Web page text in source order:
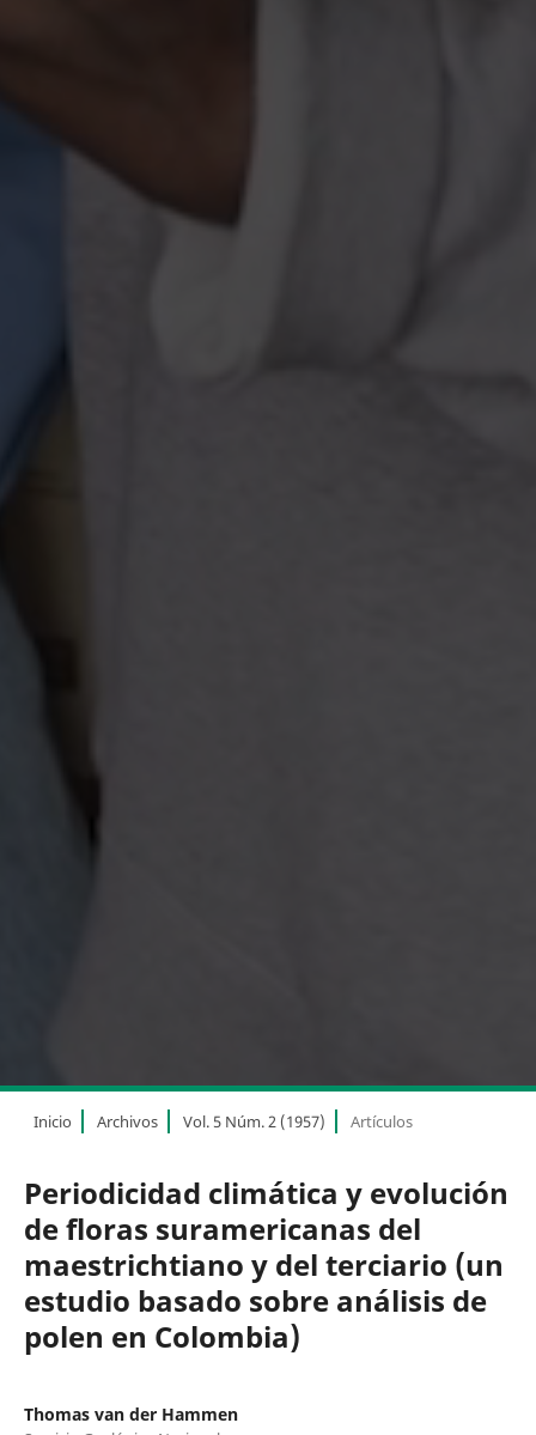
Inicio Archivos Vol. 5 Núm. 2 (1957) Artículos
Periodicidad climática y evolución
de floras suramericanas del
maestrichtiano y del terciario (un
estudio basado sobre análisis de
polen en Colombia)
Thomas van der Hammen